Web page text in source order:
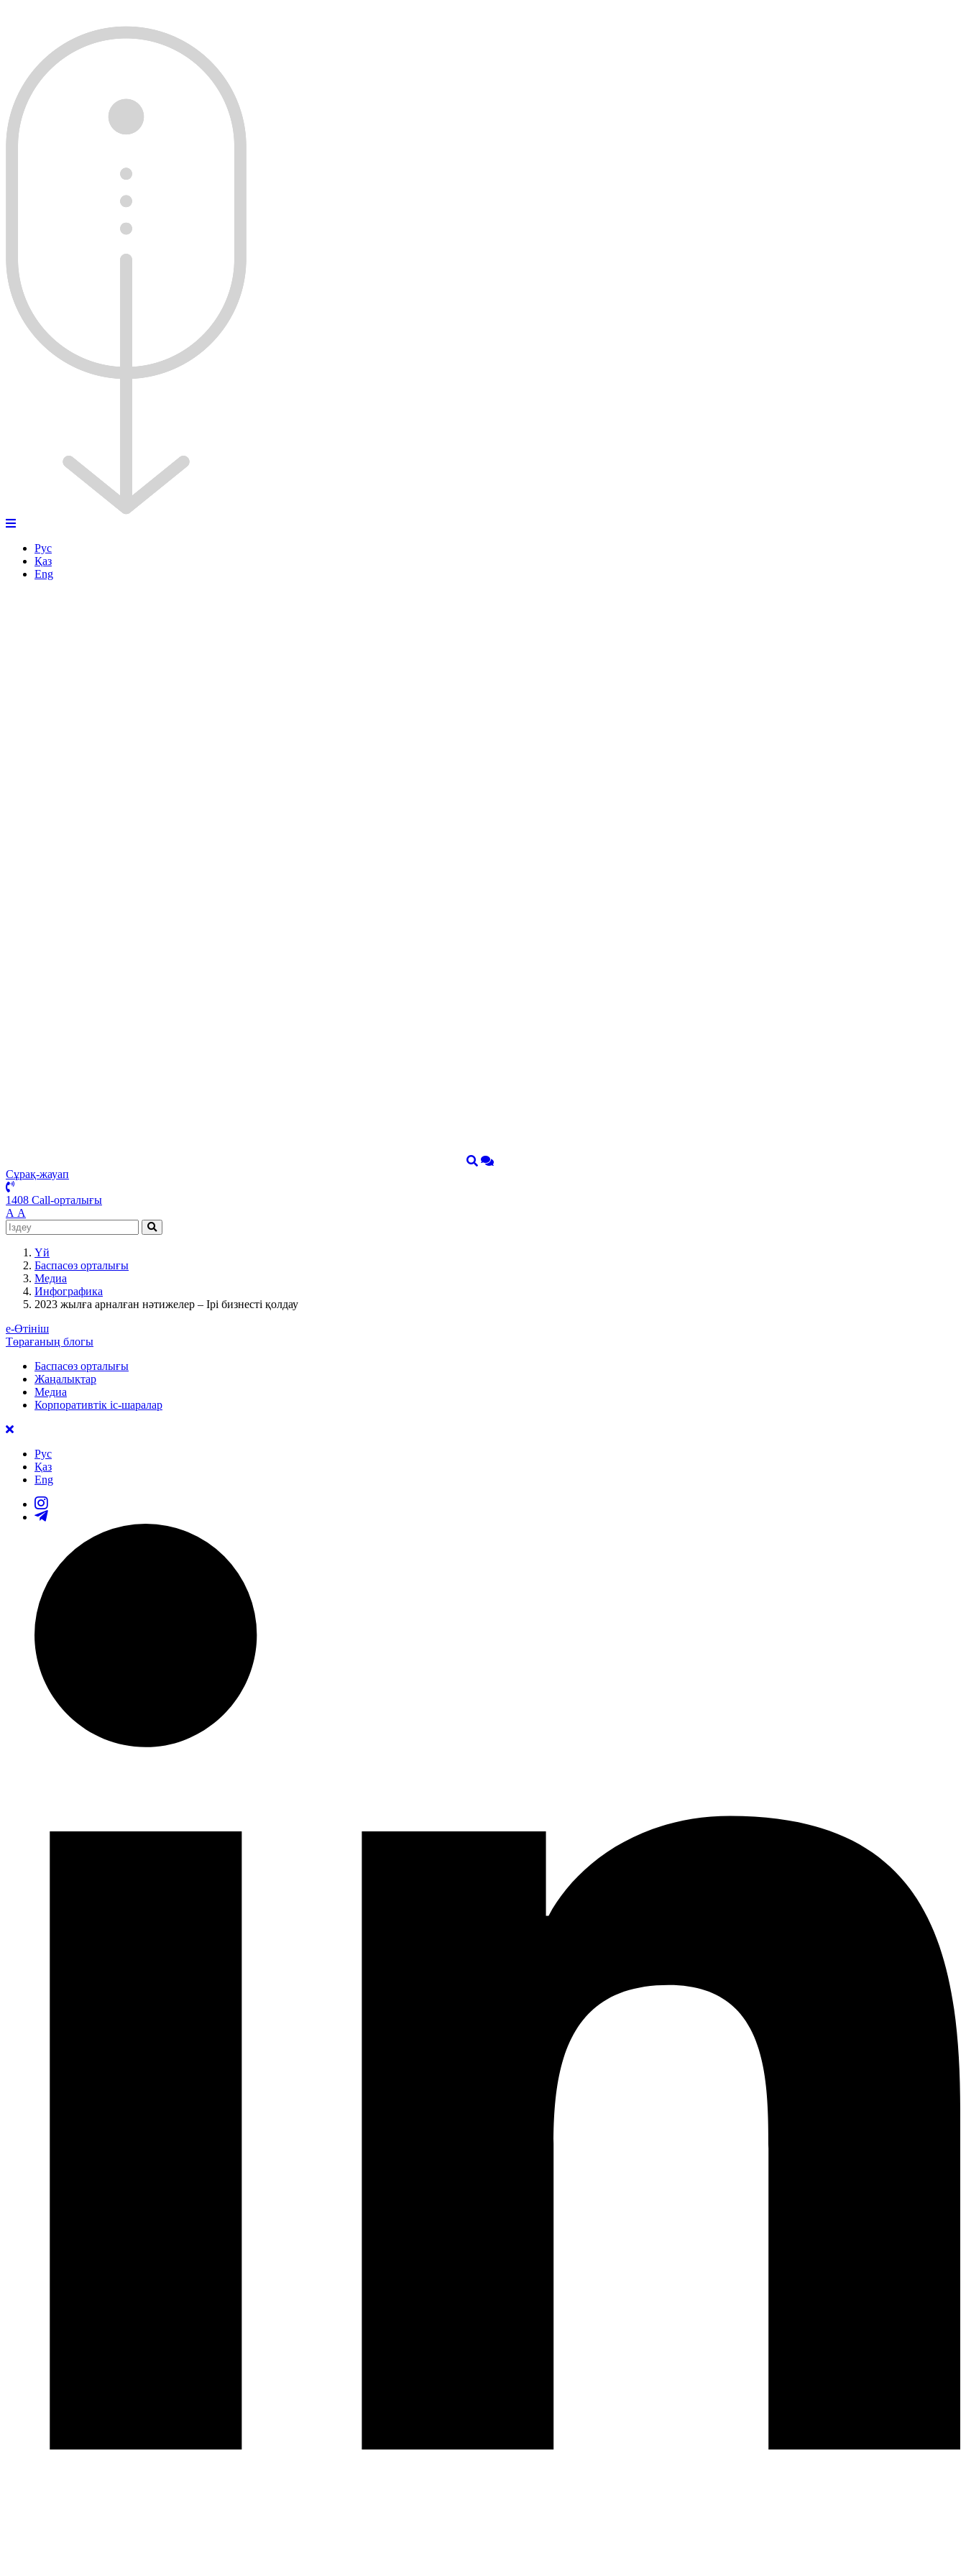
Рус
Қаз
Eng
Сұрақ-жауап
1408 Call-орталығы
А А
Үй
Баспасөз орталығы
Медиа
Инфографика
2023 жылға арналған нәтижелер – Ірі бизнесті қолдау
е-Өтініш
Төрағаның блогы
Баспасөз орталығы
Жаңалықтар
Медиа
Корпоративтік іс-шаралар
Рус
Қаз
Eng